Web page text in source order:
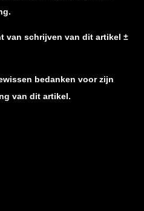
van schrijven van dit artikel ±
bedanken voor zijn
van dit artikel.